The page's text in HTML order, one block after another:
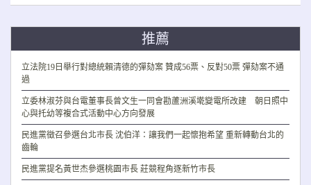
推薦
立法院19日舉行對總統賴清德的彈劾案 贊成56票、反對50票 彈劾案不通
過
立委林淑芬與台電董事長曾文生一同會勘蘆洲溪墘變電所改建 朝日照中
心與托幼等複合式活動中心方向發展
民進黨徵召參選台北市長 沈伯洋：讓我們一起懷抱希望 重新轉動台北的
齒輪
民進黨提名黃世杰參選桃園市長 莊競程角逐新竹市長